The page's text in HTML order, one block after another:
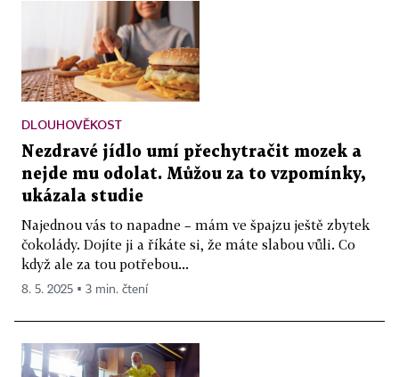
DLOUHOVĚKOST
Nezdravé jídlo umí přechytračit mozek a
nejde mu odolat. Můžou za to vzpomínky,
ukázala studie
Najednou vás to napadne – mám ve špajzu ještě zbytek
čokolády. Dojíte ji a říkáte si, že máte slabou vůli. Co
když ale za tou potřebou...
8. 5. 2025 ▪ 3 min. čtení